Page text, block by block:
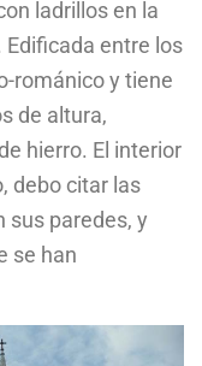
ladrillos en la
entre los
románico y tiene
de altura,
hierro. El interior
debo citar las
sus paredes, y
se han